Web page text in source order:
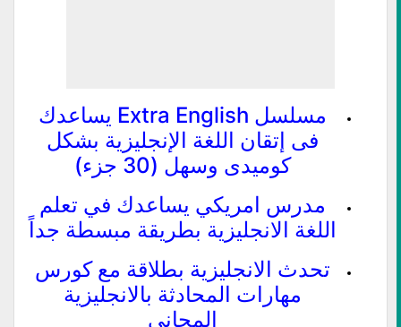
مسلسل Extra English يساعدك
فى إتقان اللغة الإنجليزية بشكل
كوميدى وسهل (30 جزء)
مدرس امريكي يساعدك في تعلم
اللغة الانجليزية بطريقة مبسطة جداً
تحدث الانجليزية بطلاقة مع كورس
مهارات المحادثة بالانجليزية
المجاني